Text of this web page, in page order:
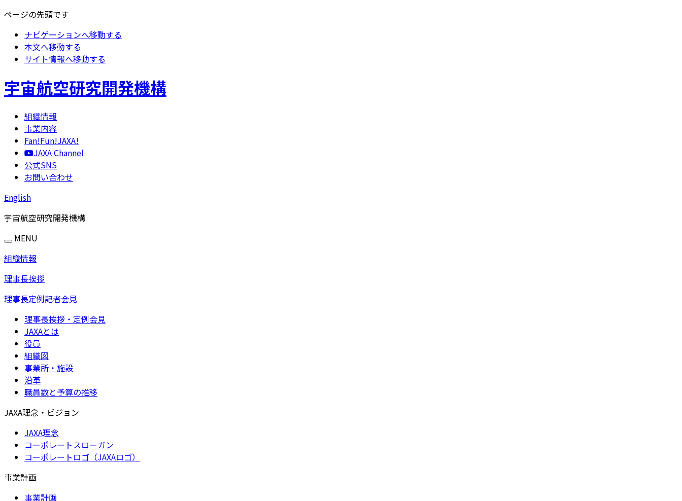
ページの先頭です
ナビゲーションへ移動する
本文へ移動する
サイト情報へ移動する
宇宙航空研究開発機構
組織情報
事業内容
Fan!Fun!JAXA!
JAXA Channel
公式SNS
お問い合わせ
English
宇宙航空研究開発機構
MENU
組織情報
理事長挨拶
理事長定例記者会見
理事長挨拶・定例会見
JAXAとは
役員
組織図
事業所・施設
沿革
職員数と予算の推移
JAXA理念・ビジョン
JAXA理念
コーポレートスローガン
コーポレートロゴ（JAXAロゴ）
事業計画
事業計画